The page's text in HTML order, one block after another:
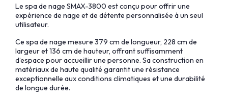
Le spa de nage SMAX-3800 est conçu pour offrir une
expérience de nage et de détente personnalisée à un seul
utilisateur.
Ce spa de nage mesure 379 cm de longueur, 228 cm de
largeur et 136 cm de hauteur, offrant suffisamment
d’espace pour accueillir une personne. Sa construction en
matériaux de haute qualité garantit une résistance
exceptionnelle aux conditions climatiques et une durabilité
de longue durée.